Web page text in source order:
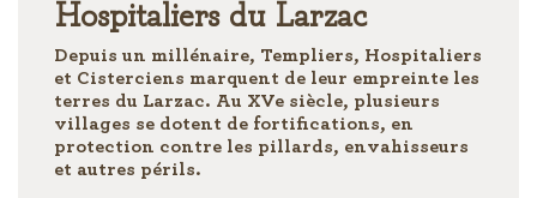
Depuis un millénaire, Templiers, Hospitaliers
et Cisterciens marquent de leur empreinte les
terres du Larzac. Au XVe siècle, plusieurs
villages se dotent de fortifications, en
protection contre les pillards, envahisseurs
et autres périls.